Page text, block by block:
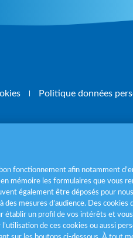
Politique données
mangez 5
fonctionnement afin notamment
mémoire les formulaires que vous
également être déposés pour
mesures d’audience. Des cookies
établir un profil de vos intérêts et
de ces cookies ou aussi